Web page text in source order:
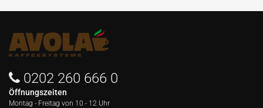
0202 260 666 0
Öffnungszeiten
Montag - Freitag von 10 - 12 Uhr